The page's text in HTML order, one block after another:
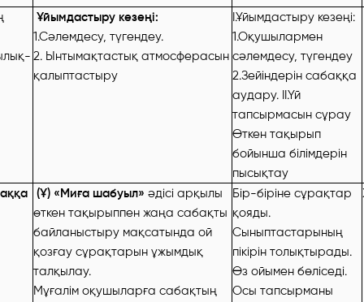
Ұйымдастыру кезеңі:
1.Сәлемдесу, түгендеу.
2. Ынтымақтастық атмосферасын
қалыптастыру
І.Ұйымдастыру кезеңі:
1.Оқушылармен
сәлемдесу, түгендеу
2.Зейіндерін сабаққа
аудару. ІІ.Үй
тапсырмасын сұрау
Өткен тақырып
бойынша білімдерін
пысықтау
(Ұ) «Миға шабуыл» әдісі арқылы
өткен тақырыппен жаңа сабақты
байланыстыру мақсатында ой
қозғау сұрақтарын ұжымдық
талқылау.
Мұғалім оқушыларға сабақтың
Бір-біріне сұрақтар
қояды.
Сыныптастарының
пікірін толықтырады.
Өз ойымен бөліседі.
Осы тапсырманы